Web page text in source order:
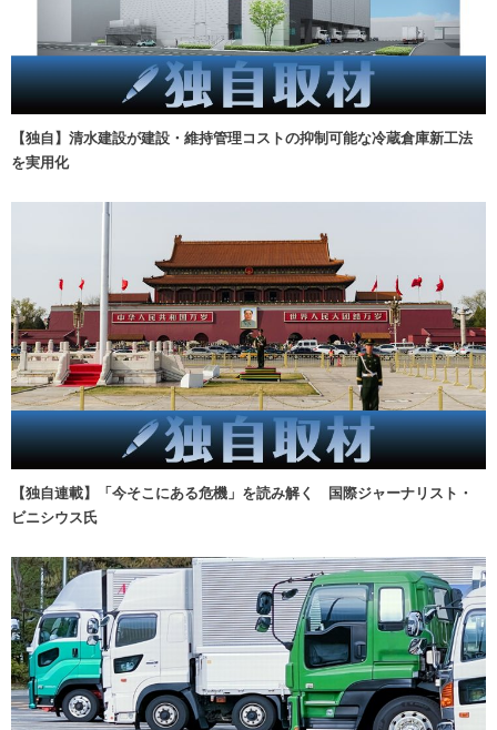
【独自】清水建設が建設・維持管理コストの抑制可能な冷蔵倉庫新工法
を実用化
【独自連載】「今そこにある危機」を読み解く 国際ジャーナリスト・
ビニシウス氏